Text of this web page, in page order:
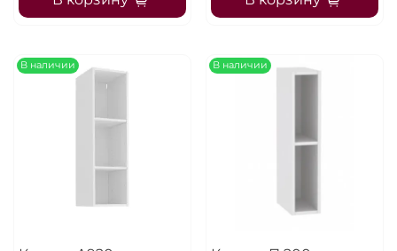
В наличии В наличии